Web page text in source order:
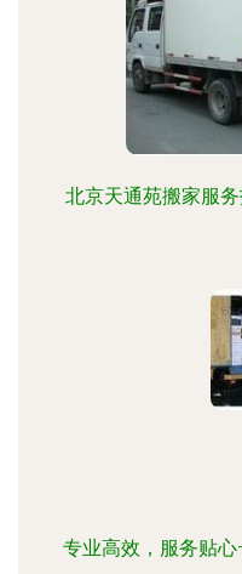
北京天通苑搬家服
专业高效，服务贴